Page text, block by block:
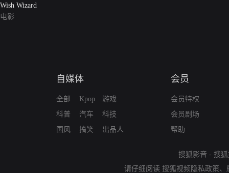
Wish Wizard
电影
自媒体
全部
科普
国风
Kpop
汽车
搞笑
游戏
科技
出品人
会员
会员特权
会员剧场
帮助
搜狐影音 - 搜
请仔细阅读 搜狐视频隐私政策、